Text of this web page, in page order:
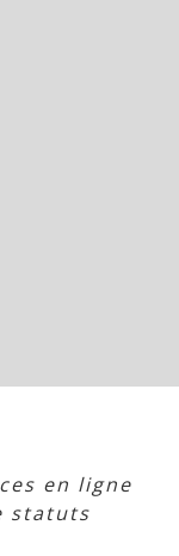
en ligne
statuts